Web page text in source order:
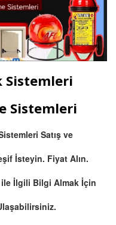
Sistemleri
Sistemleri
Satış ve
İsteyin. Fiyat Alın.
ile İlgili Bilgi Almak İçin